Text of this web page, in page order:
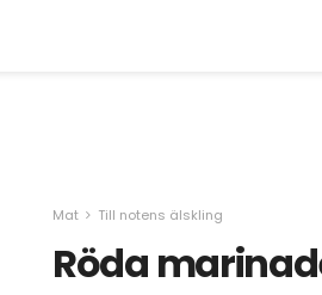
Mat Till notens älskling
Röda